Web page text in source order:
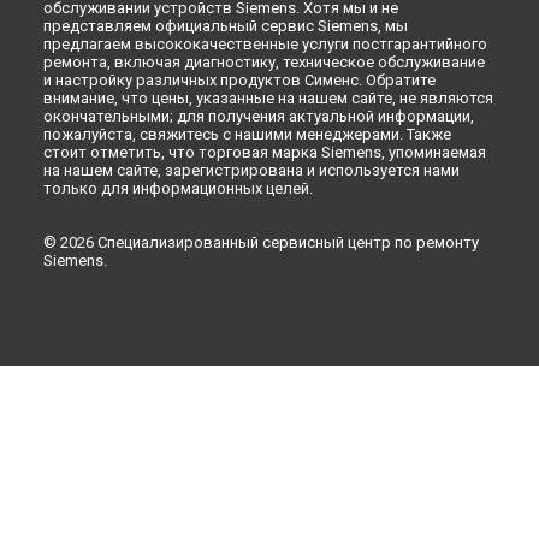
Ремонт стиральной машины WM 12Q441 OE Siemens в
Новокузнецке
Ремонт стиральной машины WM 12Q441 OE Siemens в
Рязани
Ремонт стиральной машины WM 12Q441 OE Siemens в
Астрахани
Ремонт стиральной машины WM 12Q441 OE Siemens в
Набережных Челнах
Липецке
обслуживании устройств Siemens. Хотя мы и не
представляем официальный сервис Siemens, мы
предлагаем высококачественные услуги постгарантийного
ремонта, включая диагностику, техническое обслуживание
и настройку различных продуктов Сименс. Обратите
внимание, что цены, указанные на нашем сайте, не являются
окончательными; для получения актуальной информации,
пожалуйста, свяжитесь с нашими менеджерами. Также
стоит отметить, что торговая марка Siemens, упоминаемая
на нашем сайте, зарегистрирована и используется нами
только для информационных целей.
© 2026 Специализированный сервисный центр по ремонту
Siemens.